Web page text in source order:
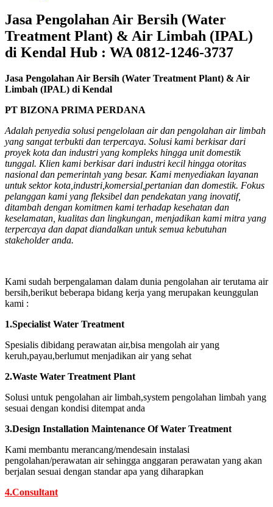
Jasa Pengolahan Air Bersih (Water
Treatment Plant) & Air Limbah (IPAL)
di Kendal Hub : WA 0812-1246-3737
Jasa Pengolahan Air Bersih (Water Treatment Plant) & Air
Limbah (IPAL) di Kendal
PT BIZONA PRIMA PERDANA
Adalah penyedia solusi pengelolaan air dan pengolahan air limbah
yang sangat terbukti dan terpercaya. Solusi kami berkisar dari
proyek kota dan industri yang kompleks hingga unit domestik
tunggal. Klien kami berkisar dari industri kecil hingga otoritas
nasional dan pemerintah yang besar. Kami menyediakan layanan
untuk sektor kota,industri,komersial,pertanian dan domestik. Fokus
pelanggan kami yang fleksibel dan pendekatan yang inovatif,
ditambah dengan komitmen kami terhadap kesehatan dan
keselamatan, kualitas dan lingkungan, menjadikan kami mitra yang
terpercaya dan dapat diandalkan untuk semua kebutuhan
stakeholder anda.
Kami sudah berpengalaman dalam dunia pengolahan air terutama air
bersih,berikut beberapa bidang kerja yang merupakan keunggulan
kami :
1.Specialist Water Treatment
Spesialis dibidang perawatan air,bisa mengolah air yang
keruh,payau,berlumut menjadikan air yang sehat
2.Waste Water Treatment Plant
Solusi untuk pengolahan air limbah,system pengolahan limbah yang
sesuai dengan kondisi ditempat anda
3.Design Installation Maintenance Of Water Treatment
Kami membantu merancang/mendesain instalasi
pengolahan/perawatan air sehingga anggaran perawatan yang akan
berjalan sesuai dengan standar apa yang diharapkan
4.Consultant